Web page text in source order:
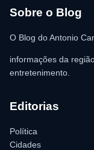
para as
Sobre o Blog
O Blog do Antonio
informações da
entretenimento.
Editorias
Política
Cidades